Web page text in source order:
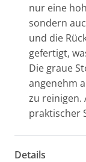
nur eine
sondern
und die
gefertigt,
Die graue
angenehm
zu reinigen.
praktischer
Details